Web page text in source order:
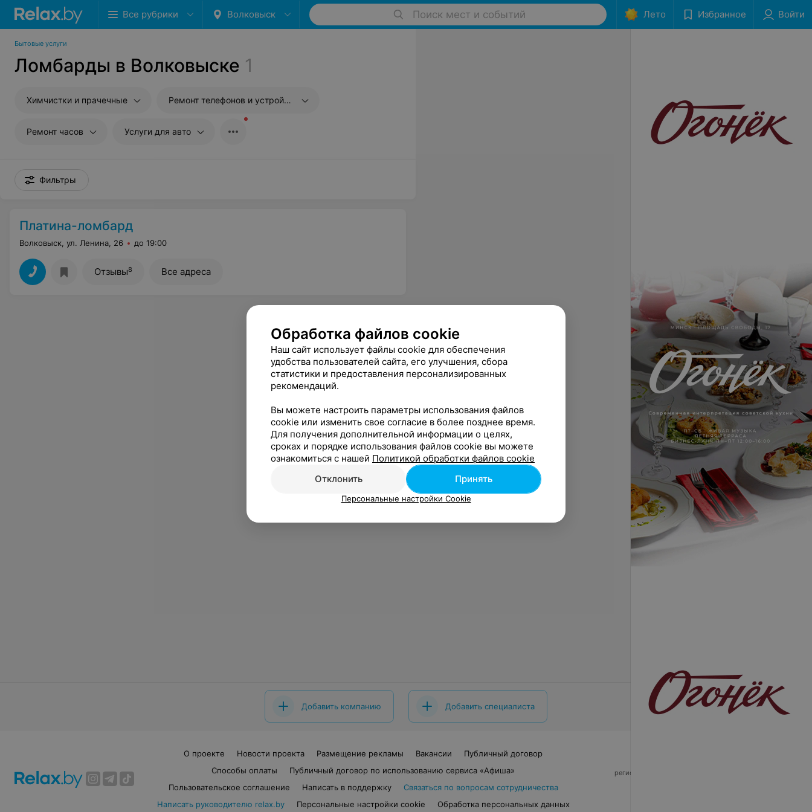
Все рубрики Волковыск Поиск мест и событий Лето Избранное Войти
Бытовые услуги
Ломбарды в Волковыске 1
Химчистки и прачечные Ремонт телефонов и устройств связи
Ремонт часов Услуги для авто
Фильтры
Платина-ломбард
Волковыск, ул. Ленина, 26 до 19:00
Отзывы8 Все адреса
Добавить компанию Добавить специалиста
О проекте Новости проекта Размещение рекламы Вакансии
Публичный договор
Способы оплаты
Публичный договор по использованию сервиса «Афиша»
Пользовательское соглашение
Написать в поддержку
Связаться по вопросам сотрудничества
Написать руководителю relax.by
Персональные настройки cookie Обработка персональных данных
регистрирующий орган - Минский горисполком
Обработка файлов cookie
Наш сайт использует файлы cookie для обеспечения
удобства пользователей сайта, его улучшения, сбора
статистики и предоставления персонализированных
рекомендаций.
Вы можете настроить параметры использования файлов
cookie или изменить свое согласие в более позднее время.
Для получения дополнительной информации о целях,
сроках и порядке использования файлов cookie вы можете
ознакомиться с нашей Политикой обработки файлов cookie
Отклонить
Принять
Персональные настройки Cookie